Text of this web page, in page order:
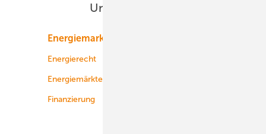
Unsere Themen
Energiemarkt
Energierecht
Energiemärkte weltweit
Finanzierung